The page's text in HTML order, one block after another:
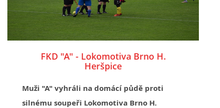
FKD "A" - Lokomotiva Brno H.
Heršpice
Muži "A" vyhráli na domácí půdě proti
silnému soupeři Lokomotiva Brno H.